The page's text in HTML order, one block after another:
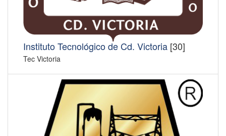
Instituto Tecnológico de Cd. Victoria [30]
Tec Victoria